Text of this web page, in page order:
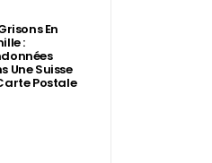
En
:
Une Suisse
Postale